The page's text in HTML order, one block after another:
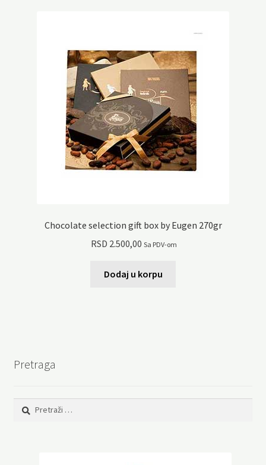
Chocolate selection gift box by Eugen 270gr
RSD 2.500,00 Sa PDV-om
Dodaj u korpu
Pretraga
Pretraga: